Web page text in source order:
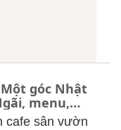
Một góc Nhật
menu,
cafe sân vườn